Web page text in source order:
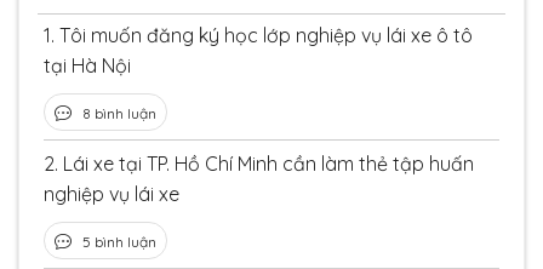
1. Tôi muốn đăng ký học lớp nghiệp vụ lái xe ô tô
tại Hà Nội
8 bình luận
2. Lái xe tại TP. Hồ Chí Minh cần làm thẻ tập huấn
nghiệp vụ lái xe
5 bình luận